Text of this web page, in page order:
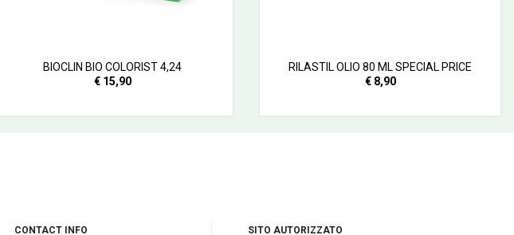
BIOCLIN BIO COLORIST 4,24
€ 15,90
RILASTIL OLIO 80 ML SPECIAL PRICE
€ 8,90
CONTACT INFO SITO AUTORIZZATO